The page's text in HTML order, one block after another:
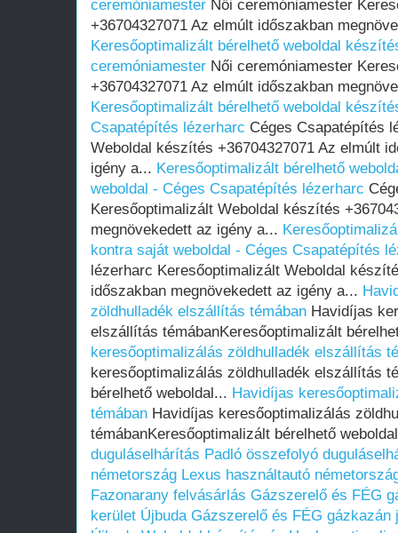
ceremóniamester Női ceremóniamester
+36704327071 Az elmúlt időszakban
Keresőoptimalizált bérelhető weboldal
ceremóniamester Női ceremóniamester
+36704327071 Az elmúlt időszakban
Keresőoptimalizált bérelhető weboldal
Csapatépítés lézerharc Céges Csapatépítés
Weboldal készítés +36704327071 Az elmúlt
igény a... Keresőoptimalizált bérelhető
weboldal - Céges Csapatépítés lézerharc
Keresőoptimalizált Weboldal készítés
megnövekedett az igény a...
kontra saját weboldal - Céges Csapatépítés
lézerharc Keresőoptimalizált Weboldal
időszakban megnövekedett az igény a...
zöldhulladék elszállítás témában Havidíjas
elszállítás témábanKeresőoptimalizált
keresőoptimalizálás zöldhulladék elszállítás
keresőoptimalizálás zöldhulladék elszállítás
bérelhető weboldal... Havidíjas
témában Havidíjas keresőoptimalizálás
témábanKeresőoptimalizált bérelhető
duguláselhárítás Padló összefolyó
németország Lexus használtautó
Fazonarany felvásárlás Gázszerelő és FÉG
kerület Újbuda Gázszerelő és FÉG